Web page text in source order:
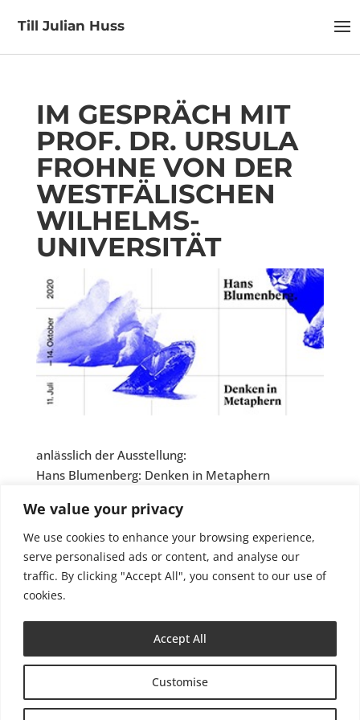
We value your privacy
We use cookies to enhance your browsing experience,
serve personalised ads or content, and analyse our
traffic. By clicking "Accept All", you consent to our use of
cookies.
Customise
Accept All
Till Julian Huss
IM GESPRÄCH MIT
PROF. DR. URSULA
FROHNE VON DER
WESTFÄLISCHEN
WILHELMS-
UNIVERSITÄT
anlässlich der Ausstellung:
Hans Blumenberg: Denken in Metaphern
der Westfälischen Wilhelms-Universität und dem
LWL-Museum für Kunst und Kultur in Münster,
11.07.-04.10.2020.
Video ansehen
Impressum Datenschutzerklärung